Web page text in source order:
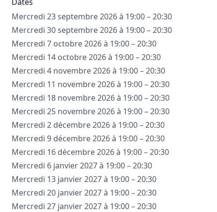
Mercredi 23 septembre 2026 à 19:00 – 20:30
Mercredi 30 septembre 2026 à 19:00 – 20:30
Mercredi 7 octobre 2026 à 19:00 – 20:30
Mercredi 14 octobre 2026 à 19:00 – 20:30
Mercredi 4 novembre 2026 à 19:00 – 20:30
Mercredi 11 novembre 2026 à 19:00 – 20:30
Mercredi 18 novembre 2026 à 19:00 – 20:30
Mercredi 25 novembre 2026 à 19:00 – 20:30
Mercredi 2 décembre 2026 à 19:00 – 20:30
Mercredi 9 décembre 2026 à 19:00 – 20:30
Mercredi 16 décembre 2026 à 19:00 – 20:30
Mercredi 6 janvier 2027 à 19:00 – 20:30
Mercredi 13 janvier 2027 à 19:00 – 20:30
Mercredi 20 janvier 2027 à 19:00 – 20:30
Mercredi 27 janvier 2027 à 19:00 – 20:30